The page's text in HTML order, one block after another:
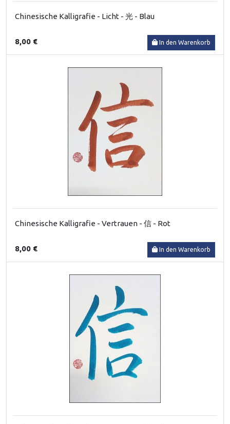
Chinesische Kalligrafie - Licht - 光 - Blau
8,00 € In den Warenkorb
Chinesische Kalligrafie - Vertrauen - 信 - Rot
8,00 € In den Warenkorb